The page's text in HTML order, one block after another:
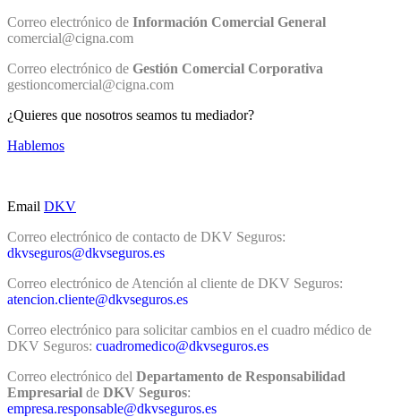
Correo electrónico de Información Comercial General
comercial@cigna.com
Correo electrónico de Gestión Comercial Corporativa
gestioncomercial@cigna.com
¿Quieres que nosotros seamos tu mediador?
Hablemos
Email DKV
Correo electrónico de contacto de DKV Seguros:
dkvseguros@dkvseguros.es
Correo electrónico de Atención al cliente de DKV Seguros:
atencion.cliente@dkvseguros.es
Correo electrónico para solicitar cambios en el cuadro médico de
DKV Seguros: cuadromedico@dkvseguros.es
Correo electrónico del Departamento de Responsabilidad
Empresarial de DKV Seguros:
empresa.responsable@dkvseguros.es